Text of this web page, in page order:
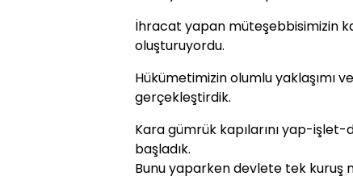
İhracat yapan müteşebbisimizin
oluşturuyordu.
Hükümetimizin olumlu yaklaşımı
gerçekleştirdik.
Kara gümrük kapılarını yap-
başladık.
Bunu yaparken devlete tek kuruş